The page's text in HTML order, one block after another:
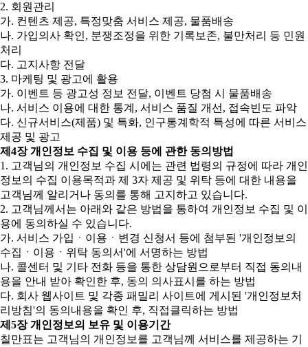
2. 회원관리
가. 컨텐츠 제공, 특정맞춤 서비스 제공, 물품배송
나. 가입의사 확인, 분쟁조정을 위한 기록보존, 불만처리 등 민원
처리
다. 고지사항 전달
3. 마케팅 및 광고에 활용
가. 이벤트 등 광고성 정보 전달, 이벤트 당첨 시 물품배송
나. 서비스 이용에 대한 통계, 서비스 품질 개선, 접속빈도 파악
다. 신규서비스(제품) 및 특화, 인구통계학적 특성에 따른 서비스
제공 및 광고
제4장 개인정보 수집 및 이용 등에 관한 동의방법
1. 고객님의 개인정보 수집 시에는 관련 법령의 규정에 따라 개인
정보의 수집 이용목적과 제 3자 제공 및 위탁 등에 대한 내용을
고객님께 알리거나 동의를 통해 고지하고 있습니다.
2. 고객님께서는 아래와 같은 방법을 통하여 개인정보 수집 및 이
용에 동의하실 수 있습니다.
가. 서비스 가입ㆍ이용ㆍ변경 신청서 등에 첨부된 '개인정보의
수집ㆍ이용ㆍ위탁 동의서'에 서명하는 방법
나. 콜센터 및 기타 전화 등을 통한 상담원으로부터 직접 동의내
용을 안내 받아 확인한 후, 동의 의사표시를 하는 방법
다. 회사 웹사이트 및 각종 패밀리 사이트에 게시된 '개인정보처
리방침'의 동의내용을 확인 후, 직접클릭하는 방법
제5장 개인정보의 보유 및 이용기간
칠만표는 고객님의 개인정보를 고객님께 서비스를 제공하는 기